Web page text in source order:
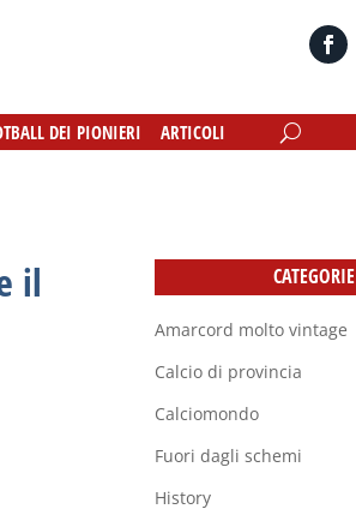
DEI PIONIERI ARTICOLI
DEI PIONIERI ARTICOLI
il CATEGORIE
Amarcord molto vintage
Calcio di provincia
Calciomondo
Fuori dagli schemi
History